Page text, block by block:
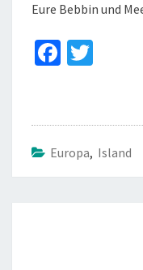
Eure Bebbin und
Fa
o
o
k
er
Europa, Island